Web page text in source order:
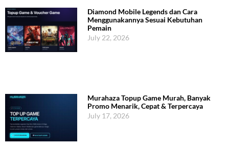
Diamond Mobile Legends dan Cara
Menggunakannya Sesuai Kebutuhan
Pemain
July 22, 2026
Murahaza Topup Game Murah, Banyak
Promo Menarik, Cepat & Terpercaya
July 17, 2026